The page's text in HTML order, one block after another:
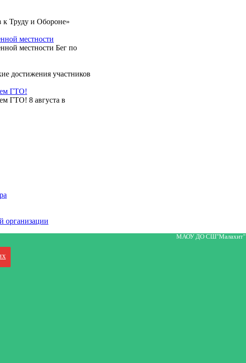
к Труду и Обороне»
местности
местности Бег по
достижения участников
ГТО!
ГТО! 8 августа в
организации
МАОУ ДО СШ"Малахит"